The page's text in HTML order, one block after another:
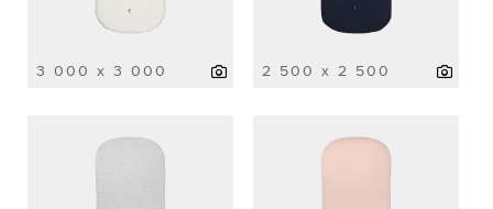
3 000 x 3 000 2 500 x 2 500